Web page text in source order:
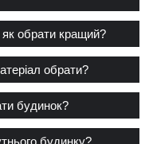
як обрати кращий?
обрати?
будинок?